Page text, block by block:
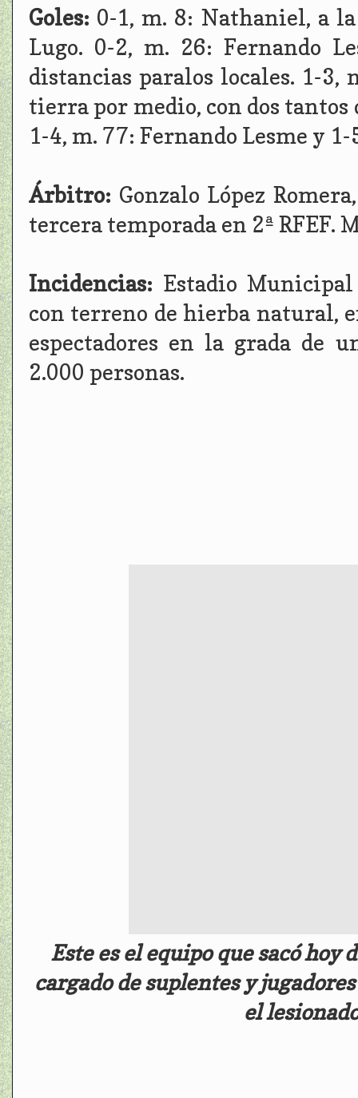
Goles: 0-1, m. 8: Nathaniel, a
Lugo. 0-2, m. 26: Fernando
distancias paralos locales. 1-3,
tierra por medio, con dos tantos
1-4, m. 77: Fernando Lesme y
Árbitro: Gonzalo López
tercera temporada en 2ª RFEF.
Incidencias: Estadio
con terreno de hierba natural,
espectadores en la grada de
2.000 personas.
Este es el equipo que sacó hoy
cargado de suplentes y
el